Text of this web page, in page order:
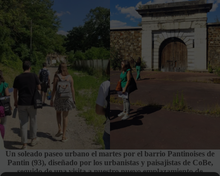
Un soleado paseo urbano el martes por el barrio Pantinoises de
Pantin (93), diseñado por los urbanistas y paisajistas de CoBe,
seguido de una visita a nuestro nuevo emplazamiento de